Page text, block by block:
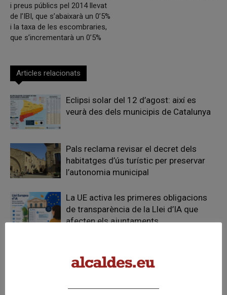
i preus públics pel 2014 llevat
de l’IBI, que s’abaixarà un 0’5%
i la taxa de les escombraries,
que s’incrementarà un 0’5%
Articles relacionats
Eclipsi solar del 12 d’agost: així es
veurà des dels municipis de Catalunya
Pals reclama revisar el decret dels
habitatges d’ús turístic per preservar
l’autonomia municipal
La UE activa les primeres obligacions
de transparència de la Llei d’IA que
afecten els ajuntaments